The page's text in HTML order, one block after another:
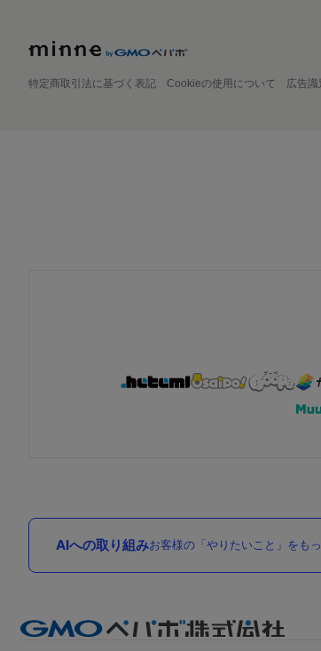
特定商取引法に基づく表記 Cookieの使用について 広告識
AIへの取り組みお客様の「やりたいこと」をも